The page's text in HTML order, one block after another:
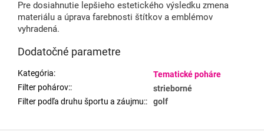
Pre dosiahnutie lepšieho estetického výsledku zmena
materiálu a úprava farebnosti štítkov a emblémov
vyhradená.
Dodatočné parametre
Kategória:
Tematické poháre
Filter pohárov::
strieborné
Filter podľa druhu športu a záujmu:: golf